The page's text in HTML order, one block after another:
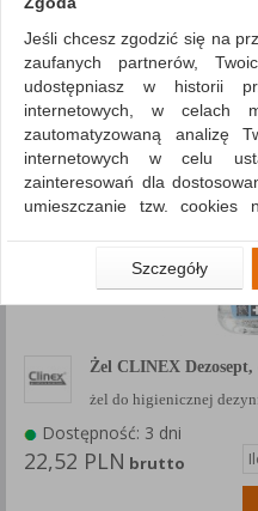
Pokaż produktów
1 2
Żel CLINEX
żel do higienicznej
Dostępność: 3 dni
22,52 PLN brutto
Jeśli chcesz zgodzić się na
zaufanych partnerów,
udostępniasz w historii
internetowych, w celach
zautomatyzowaną analizę
internetowych w celu
zainteresowań dla
umieszczanie tzw. cookies
Jeśli nie chcesz wyrazić
„Szczegóły”, gdzie
zrobić . Te same informacje
naszą polityką prywatności
W przypadku użytkowników
prawidłową realizację
np. wysłanie potwierdzenia
wyświetlenie Państwu
czy cenach indywidualnych,
Szczegóły